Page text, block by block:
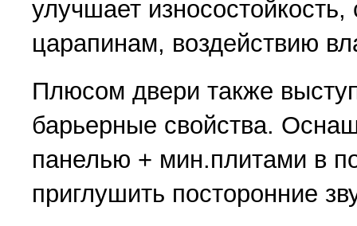
улучшает
царапинам, воздействию
Плюсом двери также
барьерные свойства.
панелью + мин.плитами в
приглушить посторонние